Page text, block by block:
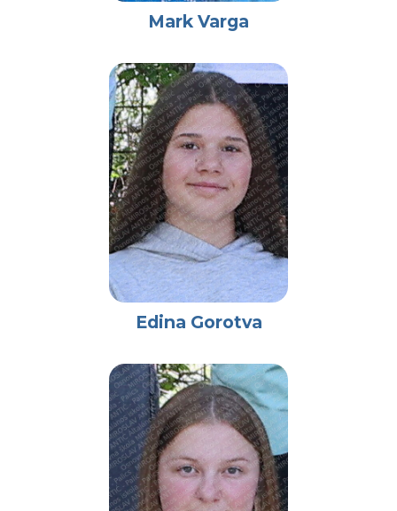
Mark Varga
Edina Gorotva